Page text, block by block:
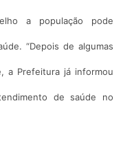
a população pode
“Depois de algumas
a Prefeitura já informou
de saúde no